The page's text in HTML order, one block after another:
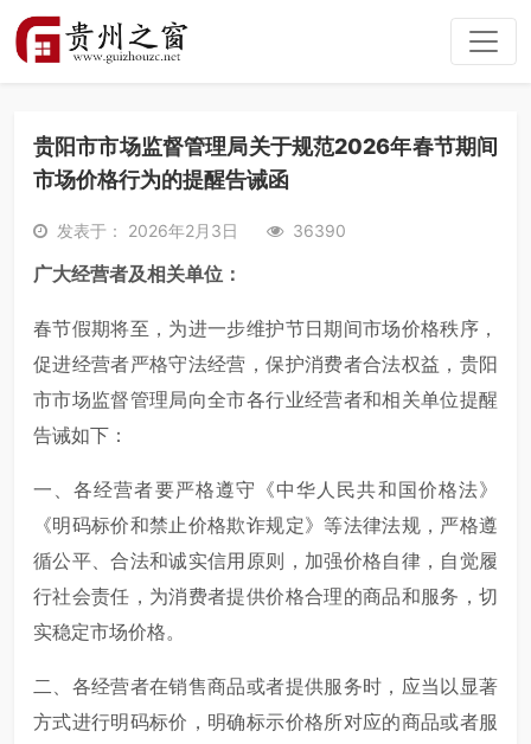
贵阳市市场监督管理局关于规范2026年春节期间
市场价格行为的提醒告诫函
发表于： 2026年2月3日 36390
广大经营者及相关单位：
春节假期将至，为进一步维护节日期间市场价格秩序，
促进经营者严格守法经营，保护消费者合法权益，贵阳
市市场监督管理局向全市各行业经营者和相关单位提醒
告诫如下：
一、各经营者要严格遵守《中华人民共和国价格法》
《明码标价和禁止价格欺诈规定》等法律法规，严格遵
循公平、合法和诚实信用原则，加强价格自律，自觉履
行社会责任，为消费者提供价格合理的商品和服务，切
实稳定市场价格。
二、各经营者在销售商品或者提供服务时，应当以显著
方式进行明码标价，明确标示价格所对应的商品或者服